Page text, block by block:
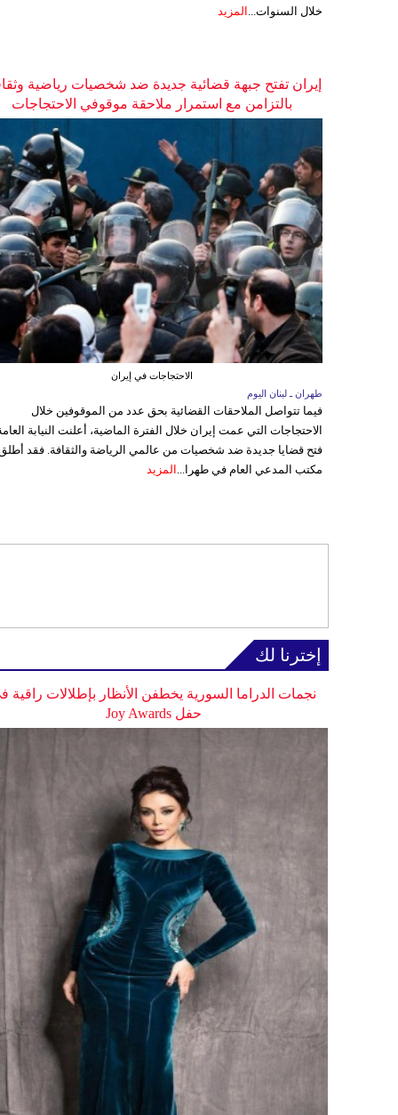
خلال السنوات... المزيد
إيران تفتح جبهة قضائية جديدة ضد شخصيات رياضية
بالتزامن مع استمرار ملاحقة موقوفي الاحتجاجات
الاحتجاجات في إيران
طهران ـ لبنان اليوم
فيما تتواصل الملاحقات القضائية بحق عدد من الموقوفين خلال
الاحتجاجات التي عمت إيران خلال الفترة الماضية، أعلنت النيابة
فتح قضايا جديدة ضد شخصيات من عالمي الرياضة والثقافة. فقد
مكتب المدعي العام في طهرا... المزيد
إخترنا لك
نجمات الدراما السورية يخطفن الأنظار بإطلالات راقية
حفل Joy Awards